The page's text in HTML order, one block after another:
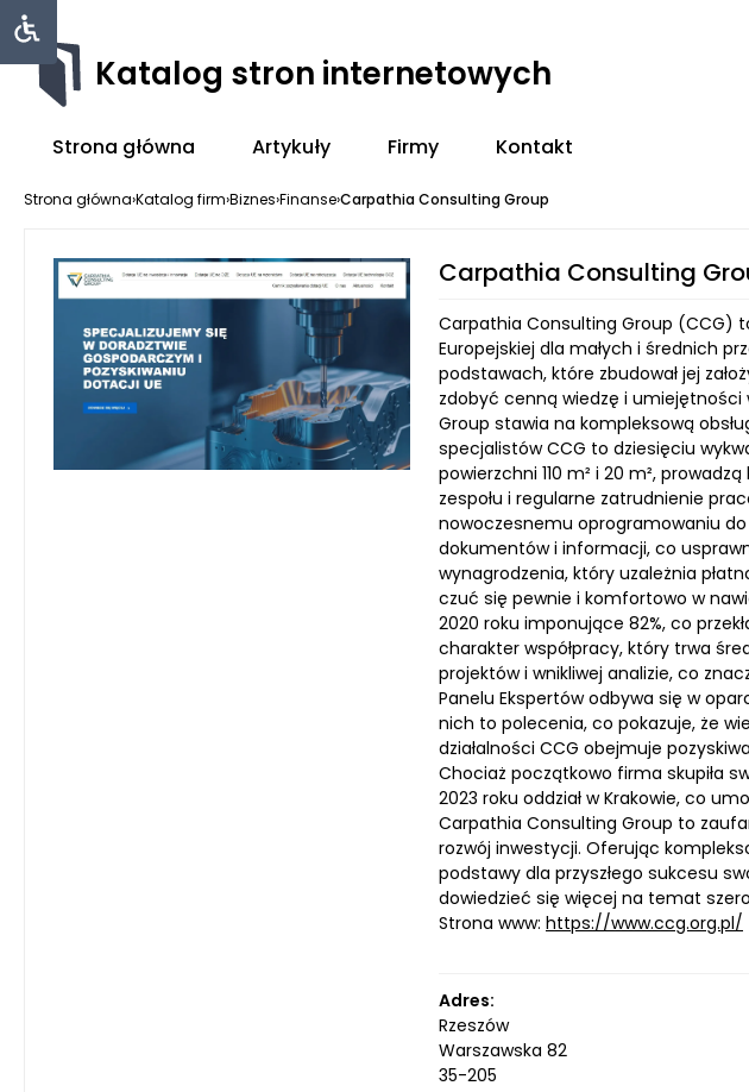
Katalog stron internetowych
Strona główna Artykuły Firmy Kontakt
Strona główna›Katalog firm›Biznes›Finanse›Carpathia Consulting Group
Carpathia Consulting
Carpathia Consulting Group (CCG)
Europejskiej dla małych i średnich
podstawach, które zbudował jej
zdobyć cenną wiedzę i
Group stawia na kompleksową
specjalistów CCG to dziesięciu
powierzchni 110 m² i 20 m²,
zespołu i regularne zatrudnienie
nowoczesnemu oprogramowaniu
dokumentów i informacji, co
wynagrodzenia, który uzależnia
czuć się pewnie i komfortowo w
2020 roku imponujące 82%, co
charakter współpracy, który trwa
projektów i wnikliwej analizie, co
Panelu Ekspertów odbywa się w
nich to polecenia, co pokazuje, że
działalności CCG obejmuje
Chociaż początkowo firma skupiła
2023 roku oddział w Krakowie, co
Carpathia Consulting Group to
rozwój inwestycji. Oferując
podstawy dla przyszłego sukcesu
dowiedzieć się więcej na temat
Strona www: https://www.ccg.org.pl/
Adres:
Rzeszów
Warszawska 82
35-205